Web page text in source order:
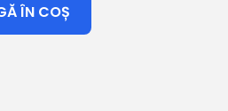
ÎN COȘ